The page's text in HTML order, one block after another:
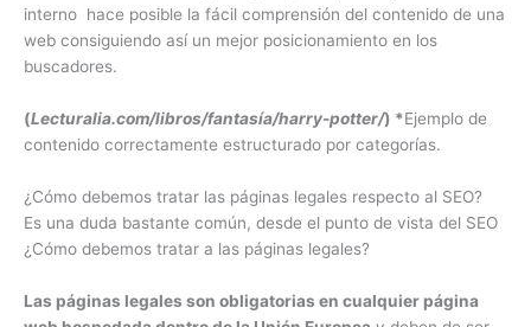
interno hace posible la fácil comprensión del contenido de una
web consiguiendo así un mejor posicionamiento en los
buscadores.
(Lecturalia.com/libros/fantasía/harry-potter/) *Ejemplo de
contenido correctamente estructurado por categorías.
¿Cómo debemos tratar las páginas legales respecto al SEO?
Es una duda bastante común, desde el punto de vista del SEO
¿Cómo debemos tratar a las páginas legales?
Las páginas legales son obligatorias en cualquier página